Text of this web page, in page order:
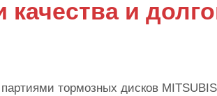
качества и
тормозных дисков